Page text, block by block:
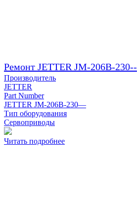
Ремонт JETTER JM-206B-230--
Производитель
JETTER
Part Number
JETTER JM-206B-230—
Тип оборудования
Сервоприводы
Читать подробнее